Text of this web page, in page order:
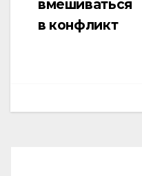
вмешиваться
в конфликт